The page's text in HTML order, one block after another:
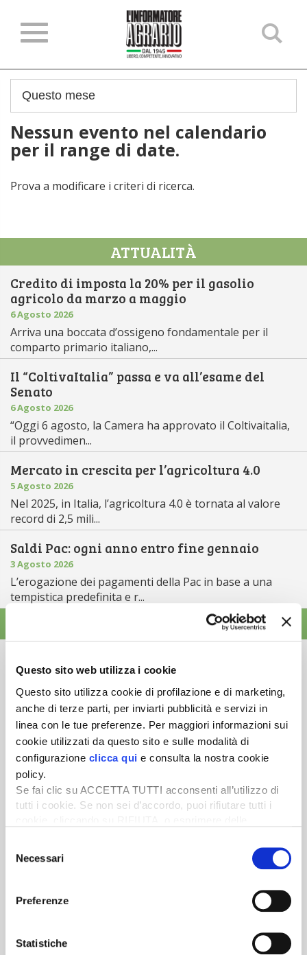
Questo sito web utilizza i cookie
Questo sito utilizza cookie di profilazione e di marketing,
anche di terze parti, per inviarti pubblicità e servizi in
linea con le tue preferenze. Per maggiori informazioni sui
cookie utilizzati da questo sito e sulle modalità di
configurazione clicca qui e consulta la nostra cookie
policy.
Se fai clic su ACCETTA TUTTI acconsenti all’utilizzo di
tutti i cookie. Se non sei d’accordo, puoi rifiutare tutti i
desideri accettare e cliccando ACCETTA SELEZIONATI.
delNecessari
Preferenze
Statistiche
Nessun evento nel calendario
per il range di date.
Prova a modificare i criteri di ricerca.
ATTUALITÀ
Credito di imposta la 20% per il gasolio
agricolo da marzo a maggio
6 Agosto 2026
Arriva una boccata d’ossigeno fondamentale per il
comparto primario italiano,...
Il “ColtivaItalia” passa e va all’esame del
Senato
6 Agosto 2026
“Oggi 6 agosto, la Camera ha approvato il Coltivaitalia,
il provvedimen...
Mercato in crescita per l’agricoltura 4.0
5 Agosto 2026
Nel 2025, in Italia, l’agricoltura 4.0 è tornata al valore
record di 2,5 mili...
Saldi Pac: ogni anno entro fine gennaio
3 Agosto 2026
L’erogazione dei pagamenti della Pac in base a una
tempistica predefinita e r...
Newsletter
Scopri un servizio d'informazione di alta qualità. Tagliato sulle tue
esigenze.